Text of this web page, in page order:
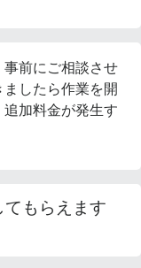
前にご相談させ
したら作業を開
加料金が発生す
もらえます